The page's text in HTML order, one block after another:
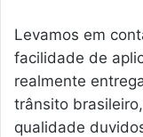
Levamos em
facilidade de
realmente
trânsito
qualidade